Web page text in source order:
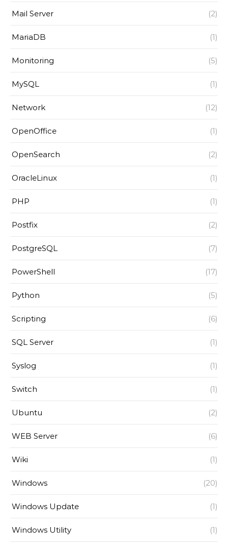
Mail Server (2)
MariaDB (1)
Monitoring (5)
MySQL (1)
Network (12)
OpenOffice (1)
OpenSearch (2)
OracleLinux (1)
PHP (1)
Postfix (2)
PostgreSQL (7)
PowerShell (17)
Python (5)
Scripting (6)
SQL Server (1)
Syslog (1)
Switch (1)
Ubuntu (2)
WEB Server (6)
Wiki (1)
Windows (20)
Windows Update (1)
Windows Utility (1)